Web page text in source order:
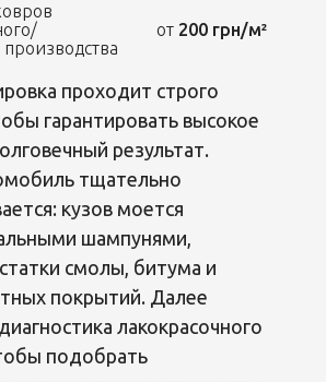
от 200 грн/м²
проходит строго
гарантировать высокое
результат.
тщательно
кузов моется
шампунями,
смолы, битума и
покрытий. Далее
лакокрасочного
подобрать